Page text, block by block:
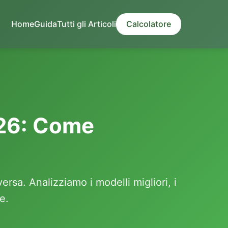
HomeGuidaTutti gli Articoli Calcolatore
Come
Analizziamo i modelli migliori, i